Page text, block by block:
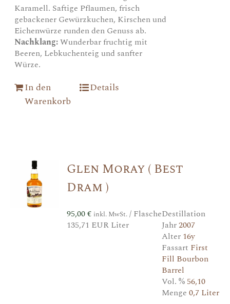
Karamell. Saftige Pflaumen, frisch
gebackener Gewürzkuchen, Kirschen und
Eichenwürze runden den Genuss ab.
Nachklang:Wunderbar fruchtig mit
Beeren, Lebkuchenteig und sanfter
Würze.
In den
Warenkorb
Details
Glen Moray ( Best
Dram )
95,00€ inkl. MwSt. / Flasche
135,71 EUR Liter
Destillation
Jahr2007
Alter 16y
Fassart First
Fill Bourbon
Barrel
Vol. % 56,10
Menge0,7 Liter